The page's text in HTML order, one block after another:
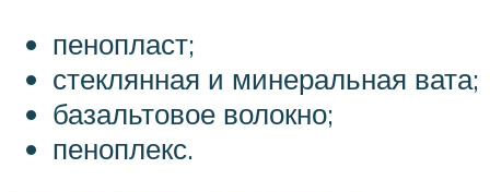
пенопласт;
стеклянная и минеральная вата;
базальтовое волокно;
пеноплекс.